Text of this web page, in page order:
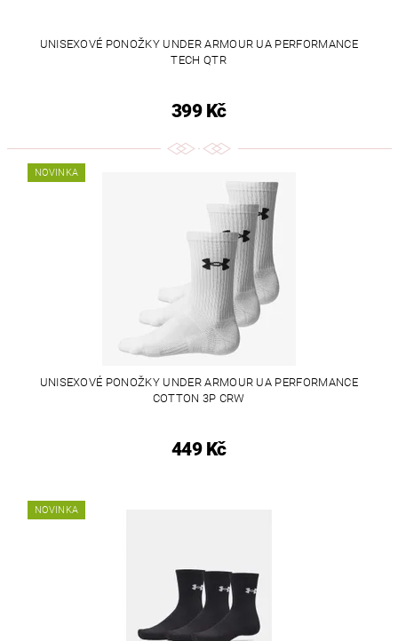
UNISEXOVÉ PONOŽKY UNDER ARMOUR UA PERFORMANCE
TECH QTR
399 Kč
NOVINKA
UNISEXOVÉ PONOŽKY UNDER ARMOUR UA PERFORMANCE
COTTON 3P CRW
449 Kč
NOVINKA